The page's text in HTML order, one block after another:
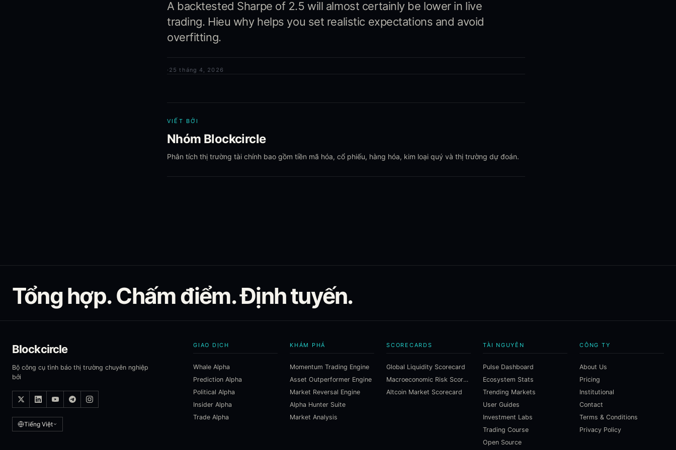
A backtested Sharpe of 2.5 will almost certainly be lower in live
trading. Hieu why helps you set realistic expectations and avoid
overfitting.
· 25 tháng 4, 2026
VIẾT BỞI
Nhóm Blockcircle
Phân tích thị trường tài chính bao gồm tiền mã hóa, cổ phiếu, hàng hóa, kim loại quý và thị trường dự đoán.
Tổng hợp. Chấm điểm. Định tuyến.
Blockcircle
Bộ công cụ tình báo thị trường chuyên nghiệp
bởi
Tiếng Việt
GIAO DỊCH
Whale Alpha
Prediction Alpha
Political Alpha
Insider Alpha
Trade Alpha
KHÁM PHÁ
Momentum Trading Engine
Asset Outperformer Engine
Market Reversal Engine
Alpha Hunter Suite
Market Analysis
SCORECARDS
Global Liquidity Scorecard
Macroeconomic Risk Scorecard
Altcoin Market Scorecard
TÀI NGUYÊN
Pulse Dashboard
Ecosystem Stats
Trending Markets
User Guides
Investment Labs
Trading Course
Open Source
CÔNG TY
About Us
Pricing
Institutional
Contact
Terms & Conditions
Privacy Policy